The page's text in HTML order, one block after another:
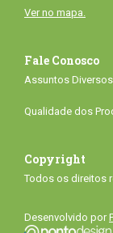
Ver no mapa.
Fale Conosco
Assuntos
Qualidade dos
Copyright
Todos os direitos
Desenvolvido por